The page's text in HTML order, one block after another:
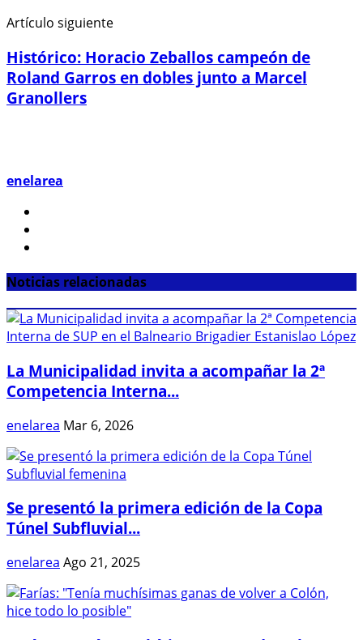
Artículo siguiente
Histórico: Horacio Zeballos campeón de
Roland Garros en dobles junto a Marcel
Granollers
enelarea
Noticias relacionadas
La Municipalidad invita a acompañar la 2ª
Competencia Interna...
enelarea Mar 6, 2026
Se presentó la primera edición de la Copa
Túnel Subfluvial...
enelarea Ago 21, 2025